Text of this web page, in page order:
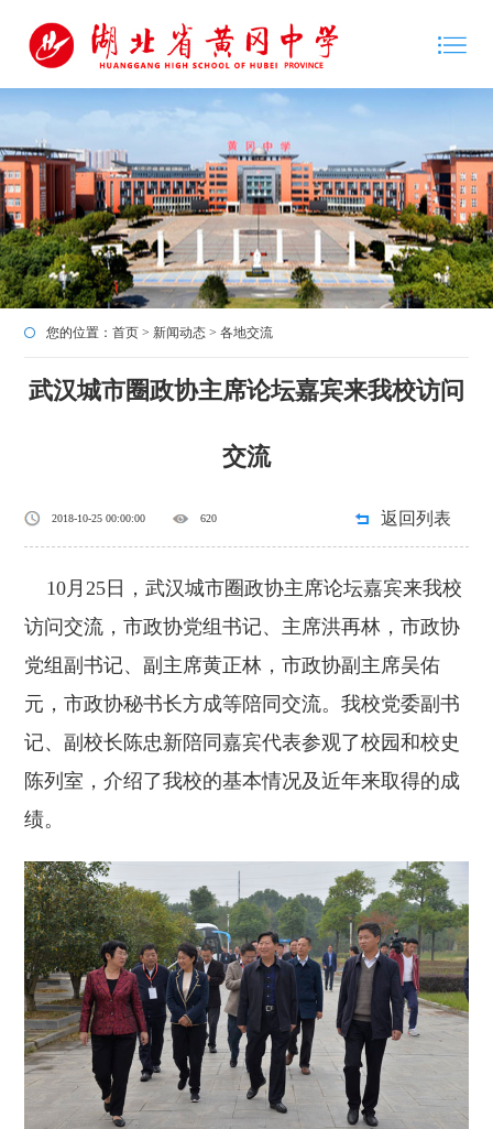
您的位置：首页 > 新闻动态 >各地交流
武汉城市圈政协主席论坛嘉宾来我校访问
交流
2018-10-25 00:00:00 620 返回列表
10月25日，武汉城市圈政协主席论坛嘉宾来我校
访问交流，市政协党组书记、主席洪再林，市政协
党组副书记、副主席黄正林，市政协副主席吴佑
元，市政协秘书长方成等陪同交流。我校党委副书
记、副校长陈忠新陪同嘉宾代表参观了校园和校史
陈列室，介绍了我校的基本情况及近年来取得的成
绩。